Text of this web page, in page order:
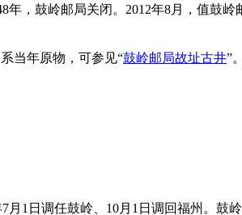
年，鼓岭邮局关闭。2012年8月，值鼓
当年原物，可参见“鼓岭邮局故址古井”。
月1日调任鼓岭、10月1日调回福州。